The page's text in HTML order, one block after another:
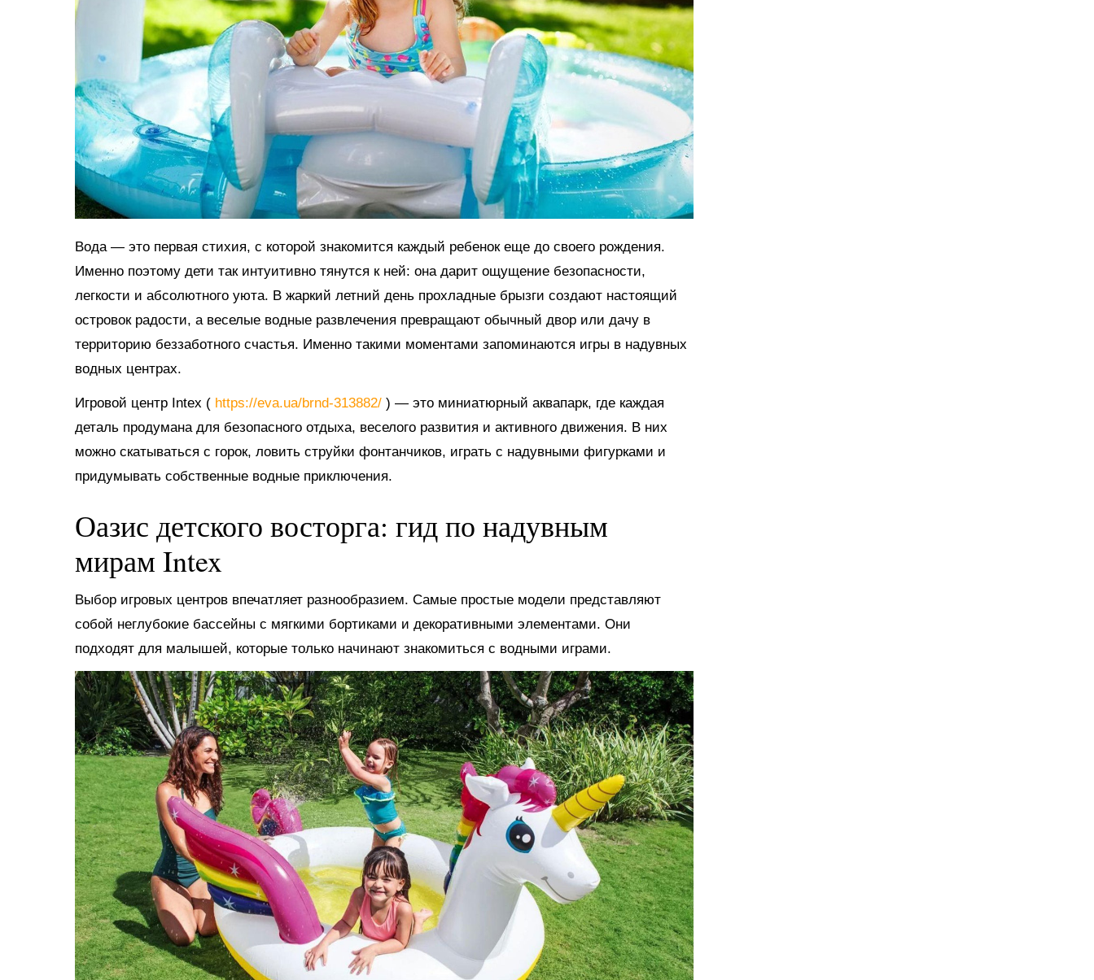
Вода — это первая стихия, с которой знакомится каждый ребенок еще до своего рождения.
Именно поэтому дети так интуитивно тянутся к ней: она дарит ощущение безопасности,
легкости и абсолютного уюта. В жаркий летний день прохладные брызги создают настоящий
островок радости, а веселые водные развлечения превращают обычный двор или дачу в
территорию беззаботного счастья. Именно такими моментами запоминаются игры в надувных
водных центрах.
Игровой центр Intex ( https://eva.ua/brnd-313882/ ) — это миниатюрный аквапарк, где каждая
деталь продумана для безопасного отдыха, веселого развития и активного движения. В них
можно скатываться с горок, ловить струйки фонтанчиков, играть с надувными фигурками и
придумывать собственные водные приключения.
Оазис детского восторга: гид по надувным
мирам Intex
Выбор игровых центров впечатляет разнообразием. Самые простые модели представляют
собой неглубокие бассейны с мягкими бортиками и декоративными элементами. Они
подходят для малышей, которые только начинают знакомиться с водными играми.